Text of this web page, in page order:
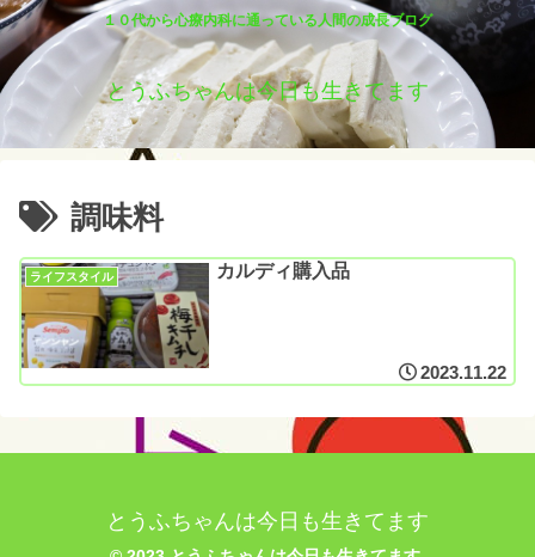
１０代から心療内科に通っている人間の成長ブログ
とうふちゃんは今日も生きてます
調味料
ライフスタイル カルディ購入品
2023.11.22
とうふちゃんは今日も生きてます